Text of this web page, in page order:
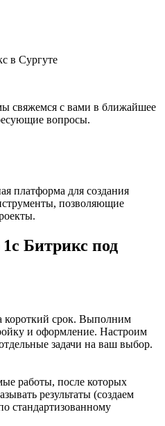
в Сургуте
свяжемся с вами в ближайшее
вопросы.
платформа для создания
позволяющие
Битрикс под
короткий срок. Выполним
и оформление. Настроим
задачи на ваш выбор.
работы, после которых
результаты (создаем
стандартизованному